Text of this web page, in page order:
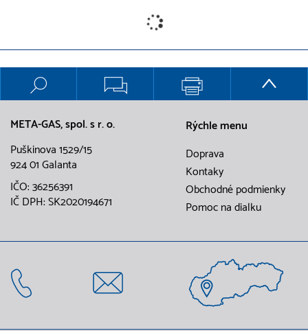
META-GAS, spol. s r. o.
Puškinova 1529/15
924 01 Galanta
IČO: 36256391
IČ DPH: SK2020194671
Rýchle menu
Doprava
Kontaky
Obchodné podmienky
Pomoc na dialku